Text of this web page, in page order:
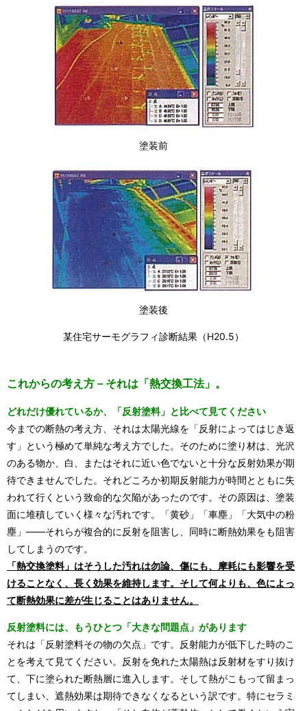
塗装前
塗装後
某住宅サーモグラフィ診断結果（H20.5）
これからの考え方－それは「熱交換工法」。
どれだけ優れているか、「反射塗料」と比べて見てください
今までの断熱の考え方、それは太陽光線を「反射によってはじき返
す」という極めて単純な考え方でした。そのために塗り材は、光沢
のある物か、白、またはそれに近い色でないと十分な反射効果が期
待できませんでした。それどころか初期反射能力が時間とともに失
われて行くという致命的な欠陥があったのです。その原因は、塗装
面に堆積していく様々な汚れです。「黄砂」「車塵」「大気中の粉
塵」――それらが複合的に反射を阻害し、同時に断熱効果をも阻害
してしまうのです。
「熱交換塗料」はそうした汚れは勿論、傷にも、摩耗にも影響を受
けることなく、長く効果を維持します。そして何よりも、色によっ
て断熱効果に差が生じることはありません。
反射塗料には、もうひとつ「大きな問題点」があります
それは「反射塗料その物の欠点」です。反射能力が低下した時のこ
とを考えて見てください。反射を免れた太陽熱は反射材をすり抜け
て、下に塗られた断熱層に進入します。そして熱がこもって留まっ
てしまい、遮熱効果は期待できなくなるという訳です。特にセラミ